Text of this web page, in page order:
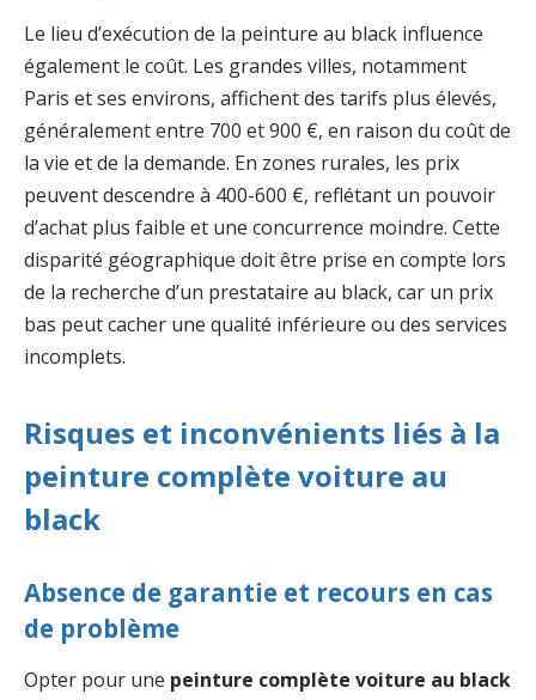
Le lieu d’exécution de la peinture au black influence
également le coût. Les grandes villes, notamment
Paris et ses environs, affichent des tarifs plus élevés,
généralement entre 700 et 900 €, en raison du coût de
la vie et de la demande. En zones rurales, les prix
peuvent descendre à 400-600 €, reflétant un pouvoir
d’achat plus faible et une concurrence moindre. Cette
disparité géographique doit être prise en compte lors
de la recherche d’un prestataire au black, car un prix
bas peut cacher une qualité inférieure ou des services
incomplets.
Risques et inconvénients liés à la
peinture complète voiture au
black
Absence de garantie et recours en cas
de problème
Opter pour une peinture complète voiture au black